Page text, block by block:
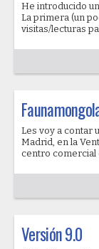
He introducido
La primera (un
visitas/lecturas
Les voy a contar
Madrid, en la
centro comercial
Versión 9.0